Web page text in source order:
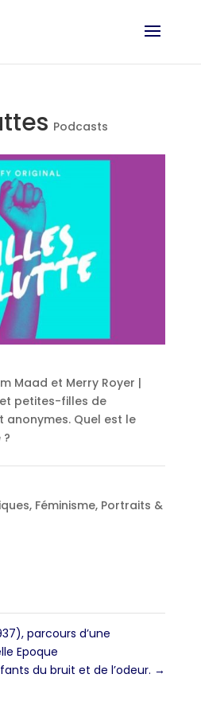
Podcasts
Maad et Merry Royer |
petites-filles de
anonymes. Quel est le
, Féminisme, Portraits &
parcours d’une
Epoque
du bruit et de l’odeur. →